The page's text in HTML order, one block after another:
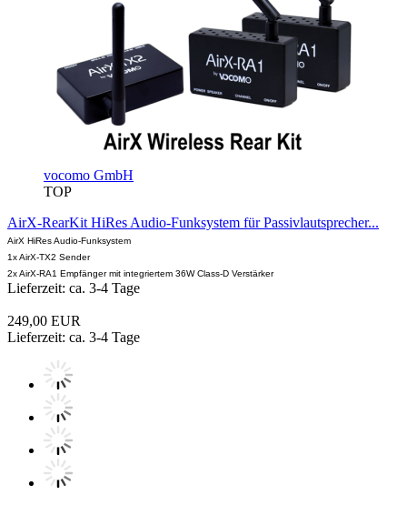
vocomo GmbH
TOP
AirX-RearKit HiRes Audio-Funksystem für Passivlautsprecher...
AirX HiRes Audio-Funksystem
1x AirX-TX2 Sender
2x AirX-RA1 Empfänger mit integriertem 36W Class-D Verstärker
Lieferzeit: ca. 3-4 Tage
249,00 EUR
Lieferzeit: ca. 3-4 Tage